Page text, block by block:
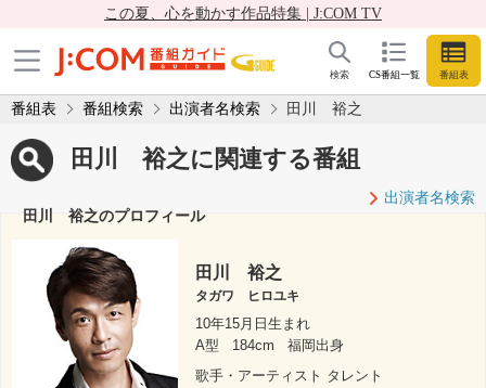
この夏、心を動かす作品特集 | J:COM TV
CS番組一覧 番組表
検索
番組表 番組検索 出演者名検索 田川 裕之
田川 裕之に関連する番組
出演者名検索
田川 裕之のプロフィール
田川 裕之
タガワ ヒロユキ
10年15月日生まれ
A型
184cm
福岡出身
歌手・アーティスト タレント